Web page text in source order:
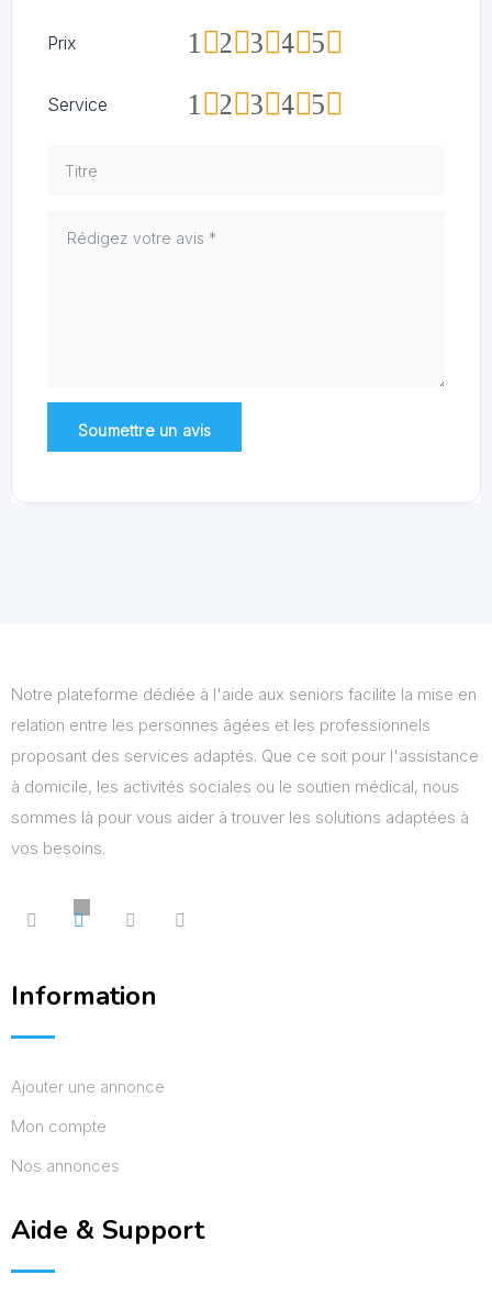
Prix 5
4
3
2
1
Service 5
4
3
2
1
Notre plateforme dédiée à l'aide aux seniors facilite la mise en
relation entre les personnes âgées et les professionnels
proposant des services adaptés. Que ce soit pour l'assistance
à domicile, les activités sociales ou le soutien médical, nous
sommes là pour vous aider à trouver les solutions adaptées à
vos besoins.
Information
Ajouter une annonce
Mon compte
Nos annonces
Aide & Support